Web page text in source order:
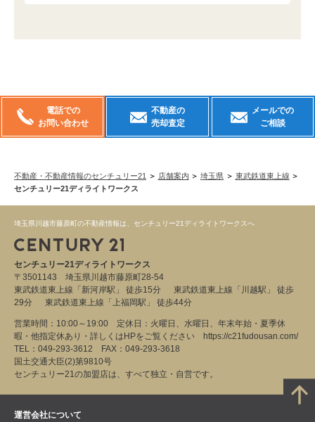
電話での
お問い合わせ
不動産の
売却査定
メールでの
ご相談
不動産・不動産情報のセンチュリー21 店舗案内 埼玉県
東武鉄道東上線
センチュリー21ディライトワークス
埼玉県川越市藤原町の不動産情報は、センチュリー21ディライトワークスへ
センチュリー21ディライトワークス
〒3501143 埼玉県川越市藤原町28-54
東武鉄道東上線「新河岸駅」 徒歩15分 東武鉄道東上線「川越駅」 徒歩
29分 東武鉄道東上線「上福岡駅」 徒歩44分
営業時間：10:00～19:00 定休日：火曜日、水曜日、年末年始・夏季休
暇・他指定休あり・詳しくはHPをご覧ください https://c21fudousan.com/
TEL：049-293-3612 FAX：049-293-3618
国土交通大臣(2)第9810号
センチュリー21の加盟店は、すべて独立・自営です。
運営会社について